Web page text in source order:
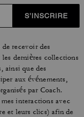
S’INSCRIRE
recevoir des
dernières collections
ainsi que des
aux événements,
par Coach.
interactions avec
et leurs clics) afin de